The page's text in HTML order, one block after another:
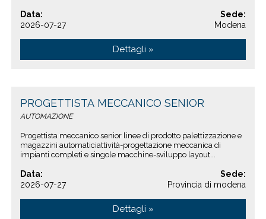
Data:
2026-07-27
Sede:
Modena
Dettagli »
PROGETTISTA MECCANICO SENIOR
AUTOMAZIONE
Progettista meccanico senior linee di prodotto palettizzazione e
magazzini automaticiattività-progettazione meccanica di
impianti completi e singole macchine-sviluppo layout...
Data:
2026-07-27
Sede:
Provincia di modena
Dettagli »